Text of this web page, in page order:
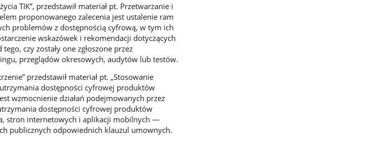
TIK”, przedstawił materiał pt. Przetwarzanie i
proponowanego zalecenia jest ustalenie ram
problemów z dostępnością cyfrową, w tym ich
wskazówek i rekomendacji dotyczących
czy zostały one zgłoszone przez
przeglądów okresowych, audytów lub testów.
przedstawił materiał pt. „Stosowanie
dostępności cyfrowej produktów
wzmocnienie działań podejmowanych przez
dostępności cyfrowej produktów
stron internetowych i aplikacji mobilnych —
publicznych odpowiednich klauzul umownych.